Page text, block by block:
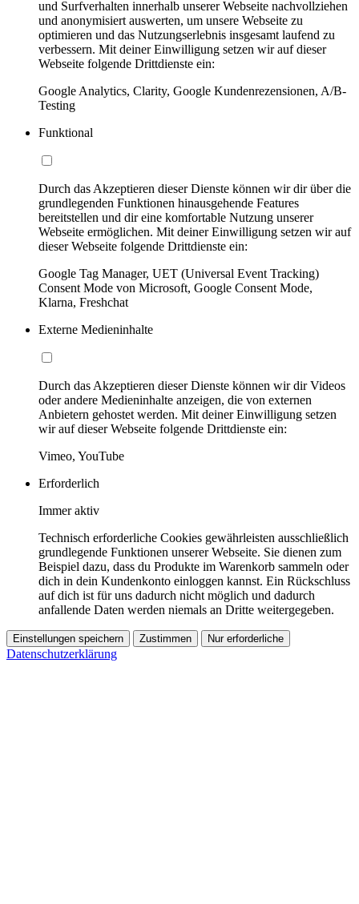
und Surfverhalten innerhalb unserer Webseite nachvollziehen
und anonymisiert auswerten, um unsere Webseite zu
optimieren und das Nutzungserlebnis insgesamt laufend zu
verbessern. Mit deiner Einwilligung setzen wir auf dieser
Webseite folgende Drittdienste ein:
Google Analytics, Clarity, Google Kundenrezensionen, A/B-
Testing
Funktional
Durch das Akzeptieren dieser Dienste können wir dir über die
grundlegenden Funktionen hinausgehende Features
bereitstellen und dir eine komfortable Nutzung unserer
Webseite ermöglichen. Mit deiner Einwilligung setzen wir auf
dieser Webseite folgende Drittdienste ein:
Google Tag Manager, UET (Universal Event Tracking)
Consent Mode von Microsoft, Google Consent Mode,
Klarna, Freshchat
Externe Medieninhalte
Durch das Akzeptieren dieser Dienste können wir dir Videos
oder andere Medieninhalte anzeigen, die von externen
Anbietern gehostet werden. Mit deiner Einwilligung setzen
wir auf dieser Webseite folgende Drittdienste ein:
Vimeo, YouTube
Erforderlich
Immer aktiv
Technisch erforderliche Cookies gewährleisten ausschließlich
grundlegende Funktionen unserer Webseite. Sie dienen zum
Beispiel dazu, dass du Produkte im Warenkorb sammeln oder
dich in dein Kundenkonto einloggen kannst. Ein Rückschluss
auf dich ist für uns dadurch nicht möglich und dadurch
anfallende Daten werden niemals an Dritte weitergegeben.
Einstellungen speichern Zustimmen Nur erforderliche
Datenschutzerklärung